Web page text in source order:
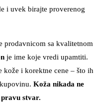
i uvek birajte proverenog
prodavnicom sa kvalitetnom
je ime koje vredi upamtiti.
i korektne cene – što ih
Koža nikada ne
pravu stvar.